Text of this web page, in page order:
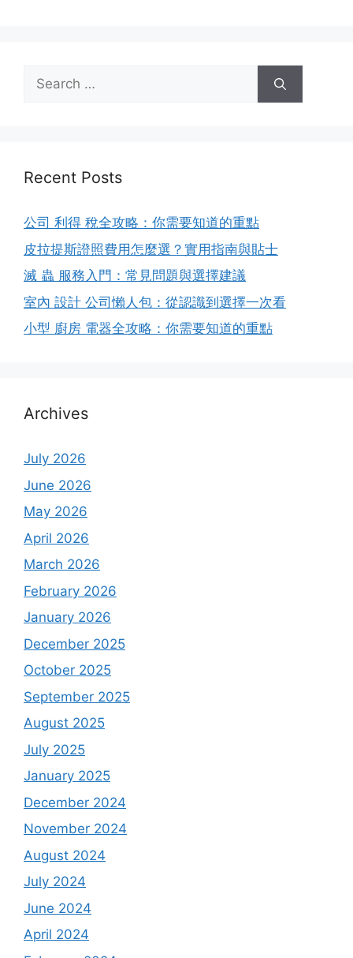
Search
for:
Recent Posts
公司 利得 稅全攻略：你需要知道的重點
皮拉提斯證照費用怎麼選？實用指南與貼士
滅 蟲 服務入門：常見問題與選擇建議
室內 設計 公司懶人包：從認識到選擇一次看
小型 廚房 電器全攻略：你需要知道的重點
Archives
July 2026
June 2026
May 2026
April 2026
March 2026
February 2026
January 2026
December 2025
October 2025
September 2025
August 2025
July 2025
January 2025
December 2024
November 2024
August 2024
July 2024
June 2024
April 2024